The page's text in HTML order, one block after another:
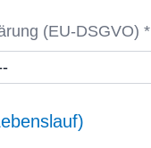
(EU-DSGVO) *